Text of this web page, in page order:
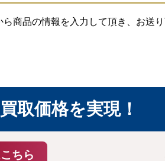
商品の情報を入力して頂き、お送
取価格を実現！